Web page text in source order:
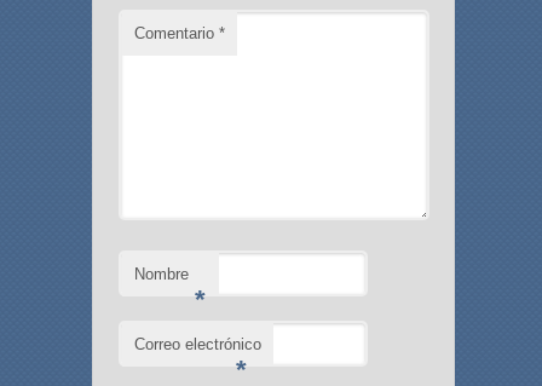
Comentario *
Nombre
*
Correo electrónico
*